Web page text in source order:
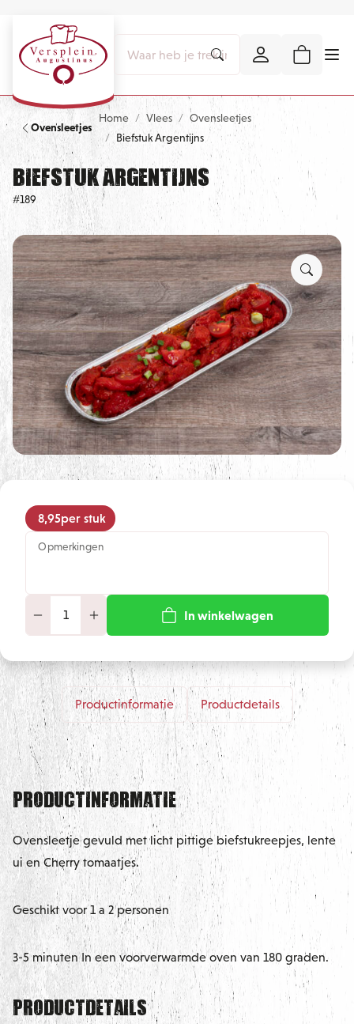
Ovensleetjes
Home Vlees
Ovensleetjes
Biefstuk Argentijns
Biefstuk Argentijns
#189
8,95per stuk
Opmerkingen
In winkelwagen
Productinformatie Productdetails
Productinformatie
Ovensleetje gevuld met licht pittige biefstukreepjes, lente
ui en Cherry tomaatjes.
Geschikt voor 1 a 2 personen
3-5 minuten In een voorverwarmde oven van 180 graden.
Productdetails